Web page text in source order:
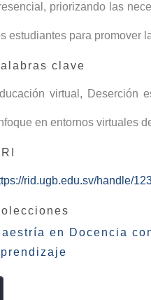
priorizando las
estudiantes para promover
clave
virtual , Deserción
en entornos virtuales
rid.ugb.edu.sv/handle/
en Docencia